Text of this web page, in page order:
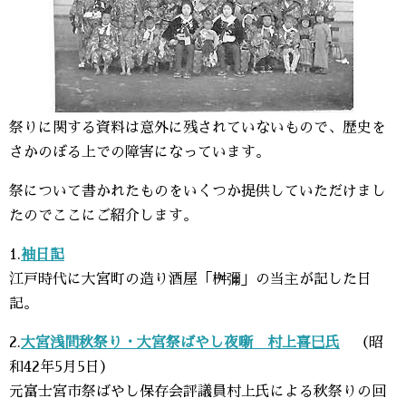
祭りに関する資料は意外に残されていないもので、歴史を
さかのぼる上での障害になっています。
祭について書かれたものをいくつか提供していただけまし
たのでここにご紹介します。
1.袖日記
江戸時代に大宮町の造り酒屋「桝彌」の当主が記した日
記。
2.大宮浅間秋祭り・大宮祭ばやし夜噺 村上喜巳氏 （昭
和42年5月5日）
元富士宮市祭ばやし保存会評議員村上氏による秋祭りの回